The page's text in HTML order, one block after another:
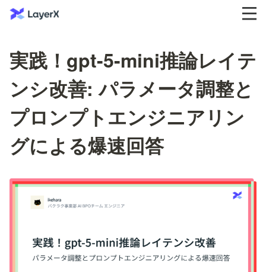
実践！gpt-5-mini推論レイテ
ンシ改善: パラメータ調整と
プロンプトエンジニアリン
グによる爆速回答